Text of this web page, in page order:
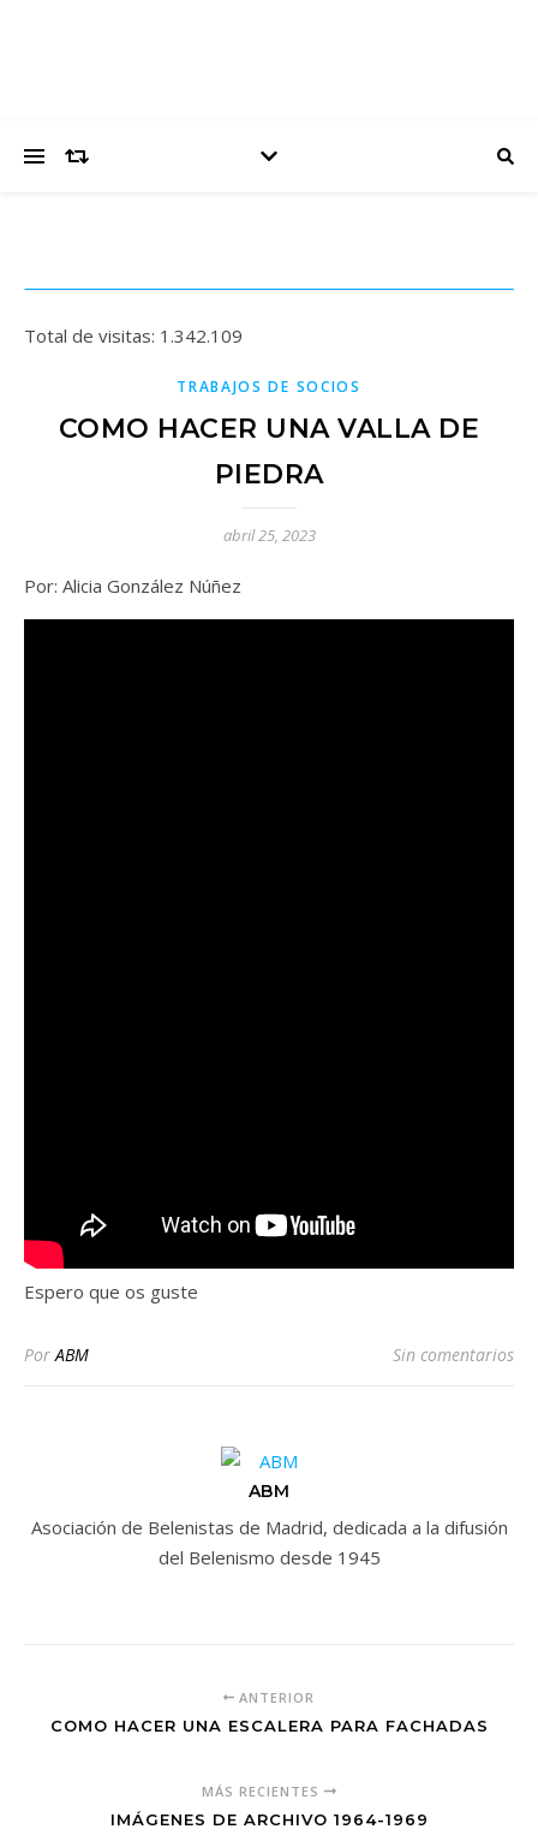
Total de visitas: 1.342.109
TRABAJOS DE SOCIOS
COMO HACER UNA VALLA DE
PIEDRA
abril 25, 2023
Por: Alicia González Núñez
Espero que os guste
PorABM Sin comentarios
ABM
Asociación de Belenistas de Madrid, dedicada a la difusión
del Belenismo desde 1945
ANTERIOR
COMO HACER UNA ESCALERA PARA FACHADAS
MÁS RECIENTES
IMÁGENES DE ARCHIVO 1964-1969